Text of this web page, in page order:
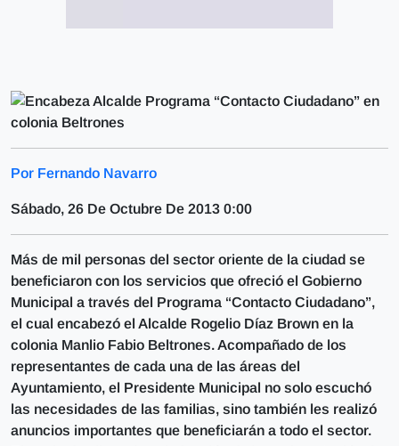
Por Fernando Navarro
Sábado, 26 De Octubre De 2013 0:00
Más de mil personas del sector oriente de la ciudad se
beneficiaron con los servicios que ofreció el Gobierno
Municipal a través del Programa “Contacto Ciudadano”,
el cual encabezó el Alcalde Rogelio Díaz Brown en la
colonia Manlio Fabio Beltrones. Acompañado de los
representantes de cada una de las áreas del
Ayuntamiento, el Presidente Municipal no solo escuchó
las necesidades de las familias, sino también les realizó
anuncios importantes que beneficiarán a todo el sector.